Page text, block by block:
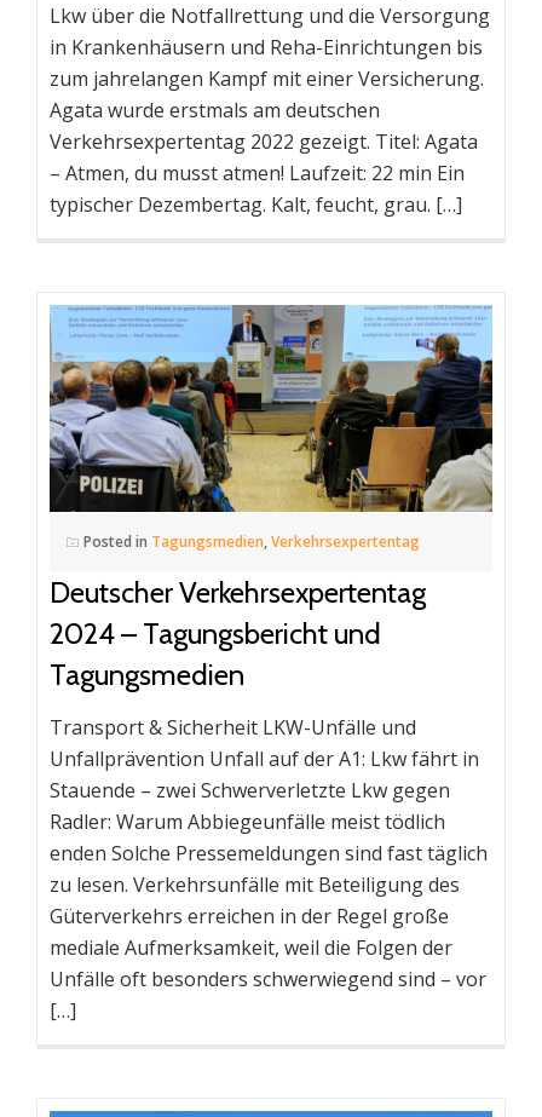
Lkw über die Notfallrettung und die Versorgung
in Krankenhäusern und Reha-Einrichtungen bis
zum jahrelangen Kampf mit einer Versicherung.
Agata wurde erstmals am deutschen
Verkehrsexpertentag 2022 gezeigt. Titel: Agata
– Atmen, du musst atmen! Laufzeit: 22 min Ein
typischer Dezembertag. Kalt, feucht, grau. […]
Posted in Tagungsmedien,Verkehrsexpertentag
Deutscher Verkehrsexpertentag
2024 – Tagungsbericht und
Tagungsmedien
Transport & Sicherheit LKW-Unfälle und
Unfallprävention Unfall auf der A1: Lkw fährt in
Stauende – zwei Schwerverletzte Lkw gegen
Radler: Warum Abbiegeunfälle meist tödlich
enden Solche Pressemeldungen sind fast täglich
zu lesen. Verkehrsunfälle mit Beteiligung des
Güterverkehrs erreichen in der Regel große
mediale Aufmerksamkeit, weil die Folgen der
Unfälle oft besonders schwerwiegend sind – vor
[…]